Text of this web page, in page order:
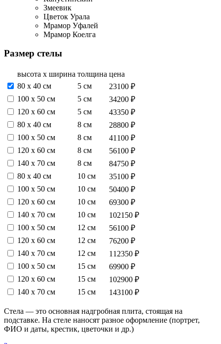
Змеевик
Цветок Урала
Мрамор Уфалей
Мрамор Коелга
Размер стелы
высота х ширина толщина цена
80 х 40 см
5 см
23100 ₽
100 х 50 см
5 см
34200 ₽
120 х 60 см
5 см
43350 ₽
80 х 40 см
8 см
28800 ₽
100 х 50 см
8 см
41100 ₽
120 х 60 см
8 см
56100 ₽
140 х 70 см
8 см
84750 ₽
80 х 40 см
10 см
35100 ₽
100 х 50 см
10 см
50400 ₽
120 х 60 см
10 см
69300 ₽
140 х 70 см
10 см
102150 ₽
100 х 50 см
12 см
56100 ₽
120 х 60 см
12 см
76200 ₽
140 х 70 см
12 см
112350 ₽
100 х 50 см
15 см
69900 ₽
120 х 60 см
15 см
102900 ₽
140 х 70 см
15 см 143100 ₽
Стела — это основная надгробная плита, стоящая на
подставке. На стеле наносят разное оформление (портрет,
ФИО и даты, крестик, цветочки и др.)